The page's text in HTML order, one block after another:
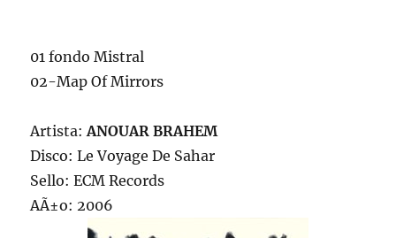
01 fondo Mistral
02-Map Of Mirrors
Artista:ANOUAR BRAHEM
Disco: Le Voyage De Sahar
Sello: ECM Records
AÃ±o: 2006